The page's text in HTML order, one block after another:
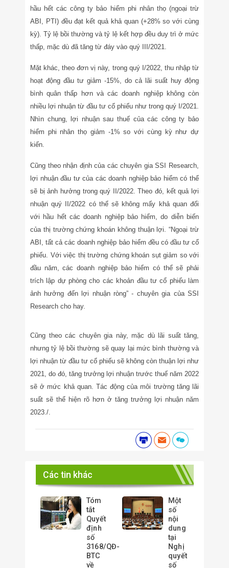
hầu hết các công ty bảo hiểm phi nhân thọ (ngoại trừ
ABI, PTI) đều đạt kết quả khả quan (+28% so với cùng
kỳ). Tỷ lệ bồi thường và tỷ lệ kết hợp đều duy trì ở mức
thấp, mặc dù đã tăng từ đáy vào quý III/2021.
Mặt khác, theo đơn vị này, trong quý I/2022, thu nhập từ
hoạt động đầu tư giảm -15%, do cả lãi suất huy động
bình quân thấp hơn và các doanh nghiệp không còn
nhiều lợi nhuận từ đầu tư cổ phiếu như trong quý I/2021.
Nhìn chung, lợi nhuận sau thuế của các công ty bảo
hiểm phi nhân thọ giảm -1% so với cùng kỳ như dự
kiến.
Cũng theo nhận định của các chuyên gia SSI Research,
lợi nhuận đầu tư của các doanh nghiệp bảo hiểm có thể
sẽ bị ảnh hưởng trong quý II/2022. Theo đó, kết quả lợi
nhuận quý II/2022 có thể sẽ không mấy khả quan đối
với hầu hết các doanh nghiệp bảo hiểm, do diễn biến
của thị trường chứng khoán không thuận lợi. “Ngoại trừ
ABI, tất cả các doanh nghiệp bảo hiểm đều có đầu tư cổ
phiếu. Với việc thị trường chứng khoán sụt giảm so với
đầu năm, các doanh nghiệp bảo hiểm có thể sẽ phải
trích lập dự phòng cho các khoản đầu tư cổ phiếu làm
ảnh hưởng đến lợi nhuận ròng” - chuyên gia của SSI
Research cho hay.
Cũng theo các chuyên gia này, mặc dù lãi suất tăng,
nhưng tỷ lệ bồi thường sẽ quay lại mức bình thường và
lợi nhuận từ đầu tư cổ phiếu sẽ không còn thuận lợi như
2021, do đó, tăng trưởng lợi nhuận trước thuế năm 2022
sẽ ở mức khả quan. Tác động của môi trường tăng lãi
suất sẽ thể hiện rõ hơn ở tăng trưởng lợi nhuận năm
2023./.
Các tin khác
Tóm
tắt
Quyết
định
số
3168/QĐ-
BTC
về
Một
số
nội
dung
tại
Nghị
quyết
số